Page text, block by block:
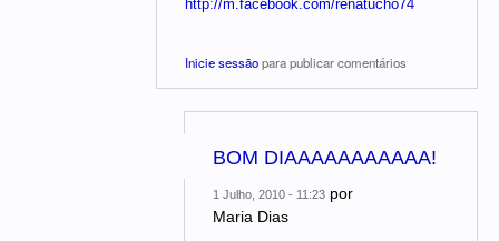
http://m.facebook.com/renatucho74
Inicie sessãopara publicar comentários
BOM DIAAAAAAAAAAA!
1 Julho, 2010 - 11:23 por
Maria Dias